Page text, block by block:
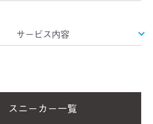
サービス内容
スニーカー一覧